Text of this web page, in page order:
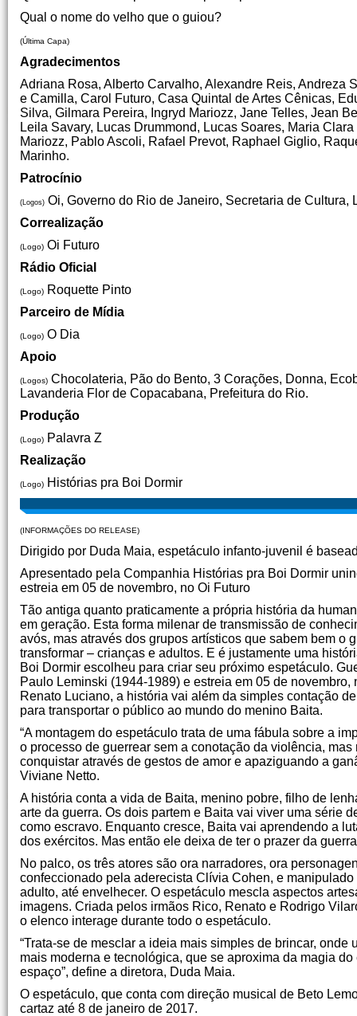
Qual o nome do velho que o guiou?
(Última Capa)
Agradecimentos
Adriana Rosa, Alberto Carvalho, Alexandre Reis, Andreza
e Camilla, Carol Futuro, Casa Quintal de Artes Cênicas,
Silva, Gilmara Pereira, Ingryd Mariozz, Jane Telles, Jean
Leila Savary, Lucas Drummond, Lucas Soares, Maria
Mariozz, Pablo Ascoli, Rafael Prevot, Raphael Giglio,
Marinho.
Patrocínio
(Logos) Oi, Governo do Rio de Janeiro, Secretaria de Cultura,
Correalização
(Logo) Oi Futuro
Rádio Oficial
(Logo) Roquette Pinto
Parceiro de Mídia
(Logo) O Dia
Apoio
(Logos) Chocolateria, Pão do Bento, 3 Corações, Donna,
Lavanderia Flor de Copacabana, Prefeitura do Rio.
Produção
(Logo) Palavra Z
Realização
(Logo) Histórias pra Boi Dormir
(INFORMAÇÕES DO RELEASE)
Dirigido por Duda Maia, espetáculo infanto-juvenil é
Apresentado pela Companhia Histórias pra Boi Dormir
estreia em 05 de novembro, no Oi Futuro
Tão antiga quanto praticamente a própria história da
em geração. Esta forma milenar de transmissão de
avós, mas através dos grupos artísticos que sabem bem o
transformar – crianças e adultos. E é justamente uma
Boi Dormir escolheu para criar seu próximo espetáculo.
Paulo Leminski (1944-1989) e estreia em 05 de
Renato Luciano, a história vai além da simples contação
para transportar o público ao mundo do menino Baita.
“A montagem do espetáculo trata de uma fábula sobre a
o processo de guerrear sem a conotação da violência,
conquistar através de gestos de amor e apaziguando a
Viviane Netto.
A história conta a vida de Baita, menino pobre, filho de
arte da guerra. Os dois partem e Baita vai viver uma série
como escravo. Enquanto cresce, Baita vai aprendendo a
dos exércitos. Mas então ele deixa de ter o prazer da
No palco, os três atores são ora narradores, ora
confeccionado pela aderecista Clívia Cohen, e
adulto, até envelhecer. O espetáculo mescla aspectos
imagens. Criada pelos irmãos Rico, Renato e Rodrigo
o elenco interage durante todo o espetáculo.
“Trata-se de mesclar a ideia mais simples de brincar,
mais moderna e tecnológica, que se aproxima da magia
espaço”, define a diretora, Duda Maia.
O espetáculo, que conta com direção musical de Beto
cartaz até 8 de janeiro de 2017.